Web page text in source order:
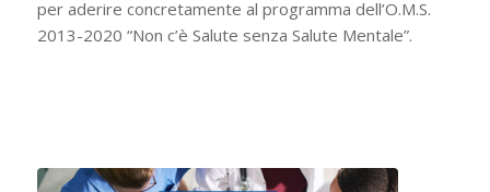
per aderire concretamente al programma dell’O.M.S.
2013-2020 “Non c’è Salute senza Salute Mentale”.